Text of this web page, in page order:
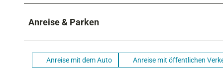
Anreise & Parken
Anreise mit dem Auto Anreise mit öffentlichen